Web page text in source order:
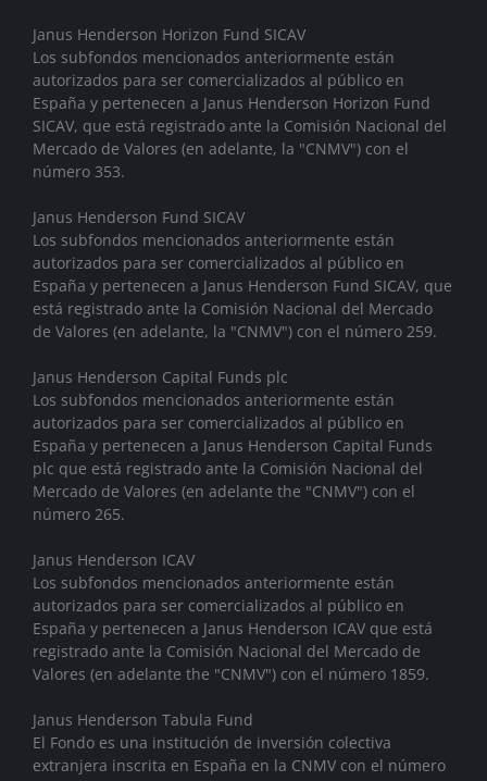
Janus Henderson Horizon Fund SICAV
Los subfondos mencionados anteriormente están
autorizados para ser comercializados al público en
España y pertenecen a Janus Henderson Horizon Fund
SICAV, que está registrado ante la Comisión Nacional del
Mercado de Valores (en adelante, la "CNMV") con el
número 353.
Janus Henderson Fund SICAV
Los subfondos mencionados anteriormente están
autorizados para ser comercializados al público en
España y pertenecen a Janus Henderson Fund SICAV, que
está registrado ante la Comisión Nacional del Mercado
de Valores (en adelante, la "CNMV") con el número 259.
Janus Henderson Capital Funds plc
Los subfondos mencionados anteriormente están
autorizados para ser comercializados al público en
España y pertenecen a Janus Henderson Capital Funds
plc que está registrado ante la Comisión Nacional del
Mercado de Valores (en adelante the "CNMV") con el
número 265.
Janus Henderson ICAV
Los subfondos mencionados anteriormente están
autorizados para ser comercializados al público en
España y pertenecen a Janus Henderson ICAV que está
registrado ante la Comisión Nacional del Mercado de
Valores (en adelante the "CNMV") con el número 1859.
Janus Henderson Tabula Fund
El Fondo es una institución de inversión colectiva
extranjera inscrita en España en la CNMV con el número